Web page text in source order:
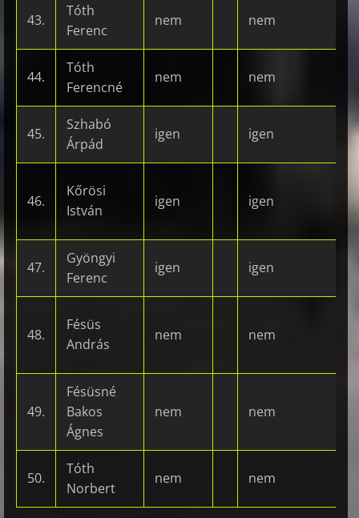
43.
Tóth
Ferenc
nem nem
44.
Tóth
Ferencné
nem nem
45.
Szhabó
Árpád
igen igen
46.
Kőrösi
István
igen igen
47.
Gyöngyi
Ferenc
igen igen
48.
Fésüs
András
nem nem
49.
Fésüsné
Bakos
Ágnes
nem nem
50.
Tóth
Norbert
nem nem